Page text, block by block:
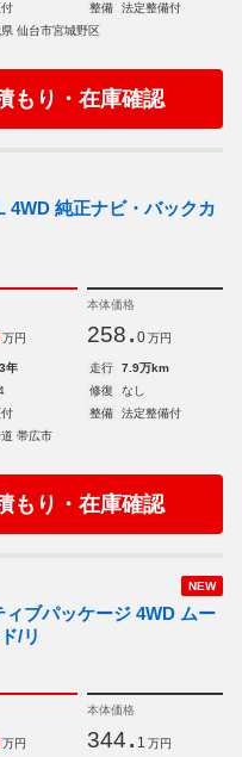
整備
法定整備付
仙台市宮城野区
もり・在庫確認
4WD 純正ナビ・バックカ
万円
本体価格
258. 0 万円
年 走行
7.9万km
修復
なし
整備
法定整備付
帯広市
もり・在庫確認
NEW
ブパッケージ 4WD ムー
/リ
万円
本体価格
344. 1 万円